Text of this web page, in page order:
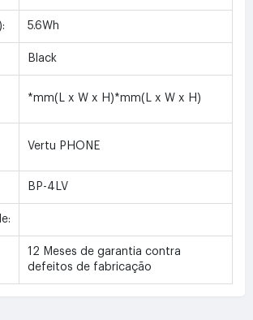
5.6Wh
Black
*mm(L x W x H)*mm(L x W x H)
Vertu PHONE
BP-4LV
12 Meses de garantia contra
defeitos de fabricação